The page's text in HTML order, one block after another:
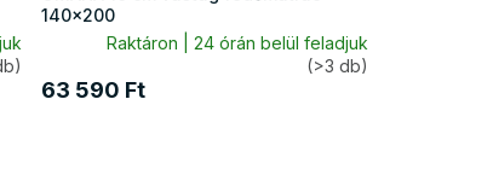
140x200
Raktáron | 24 órán belül feladjuk
(>3 db)
63 590 Ft